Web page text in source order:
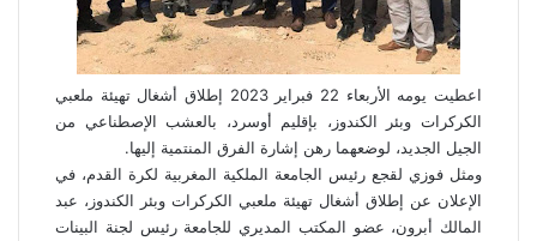
اعطيت يومه الأربعاء 22 فبراير 2023 إطلاق أشغال تهيئة ملعبي
الكركرات وبئر الكندوز، بإقليم أوسرد، بالعشب الإصطناعي من
الجيل الجديد، لوضعهما رهن إشارة الفرق المنتمية إليها.
ومثل فوزي لقجع رئيس الجامعة الملكية المغربية لكرة القدم، في
الإعلان عن إطلاق أشغال تهيئة ملعبي الكركرات وبئر الكندوز، عبد
المالك أبرون، عضو المكتب المديري للجامعة رئيس لجنة البينات